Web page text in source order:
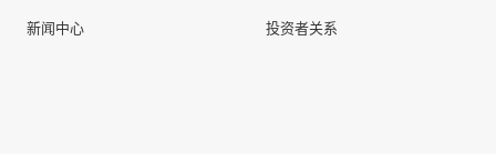
新闻中心 投资者关系